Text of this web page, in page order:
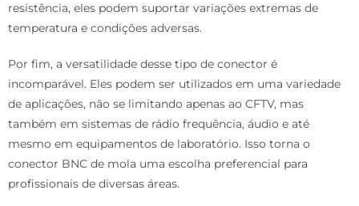
resistência, eles podem suportar variações extremas de
temperatura e condições adversas.
Por fim, a versatilidade desse tipo de conector é
incomparável. Eles podem ser utilizados em uma variedade
de aplicações, não se limitando apenas ao CFTV, mas
também em sistemas de rádio frequência, áudio e até
mesmo em equipamentos de laboratório. Isso torna o
conector BNC de mola uma escolha preferencial para
profissionais de diversas áreas.